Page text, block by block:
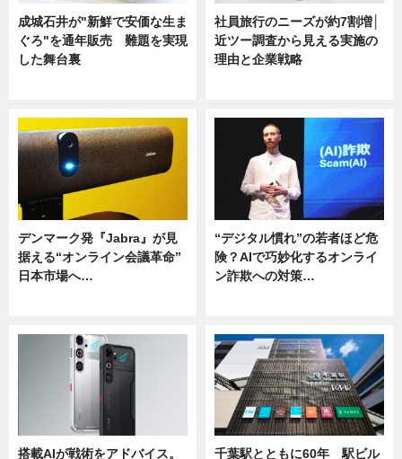
成城石井が"新鮮で安価な生ま
ぐろ"を通年販売 難題を実現
した舞台裏
社員旅行のニーズが約7割増│
近ツー調査から見える実施の
理由と企業戦略
デンマーク発『Jabra』が見
据える“オンライン会議革命”
日本市場へ…
“デジタル慣れ”の若者ほど危
険？AIで巧妙化するオンライ
ン詐欺への対策…
搭載AIが戦術をアドバイス。
千葉駅とともに60年 駅ビル